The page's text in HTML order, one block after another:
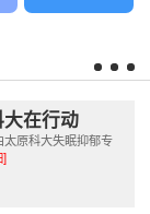
在行动
原科大失眠抑郁专
]